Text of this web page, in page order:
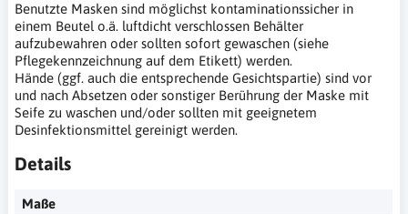
Benutzte Masken sind möglichst kontaminationssicher in
einem Beutel o.ä. luftdicht verschlossen Behälter
aufzubewahren oder sollten sofort gewaschen (siehe
Pflegekennzeichnung auf dem Etikett) werden.
Hände (ggf. auch die entsprechende Gesichtspartie) sind vor
und nach Absetzen oder sonstiger Berührung der Maske mit
Seife zu waschen und/oder sollten mit geeignetem
Desinfektionsmittel gereinigt werden.
Details
Maße